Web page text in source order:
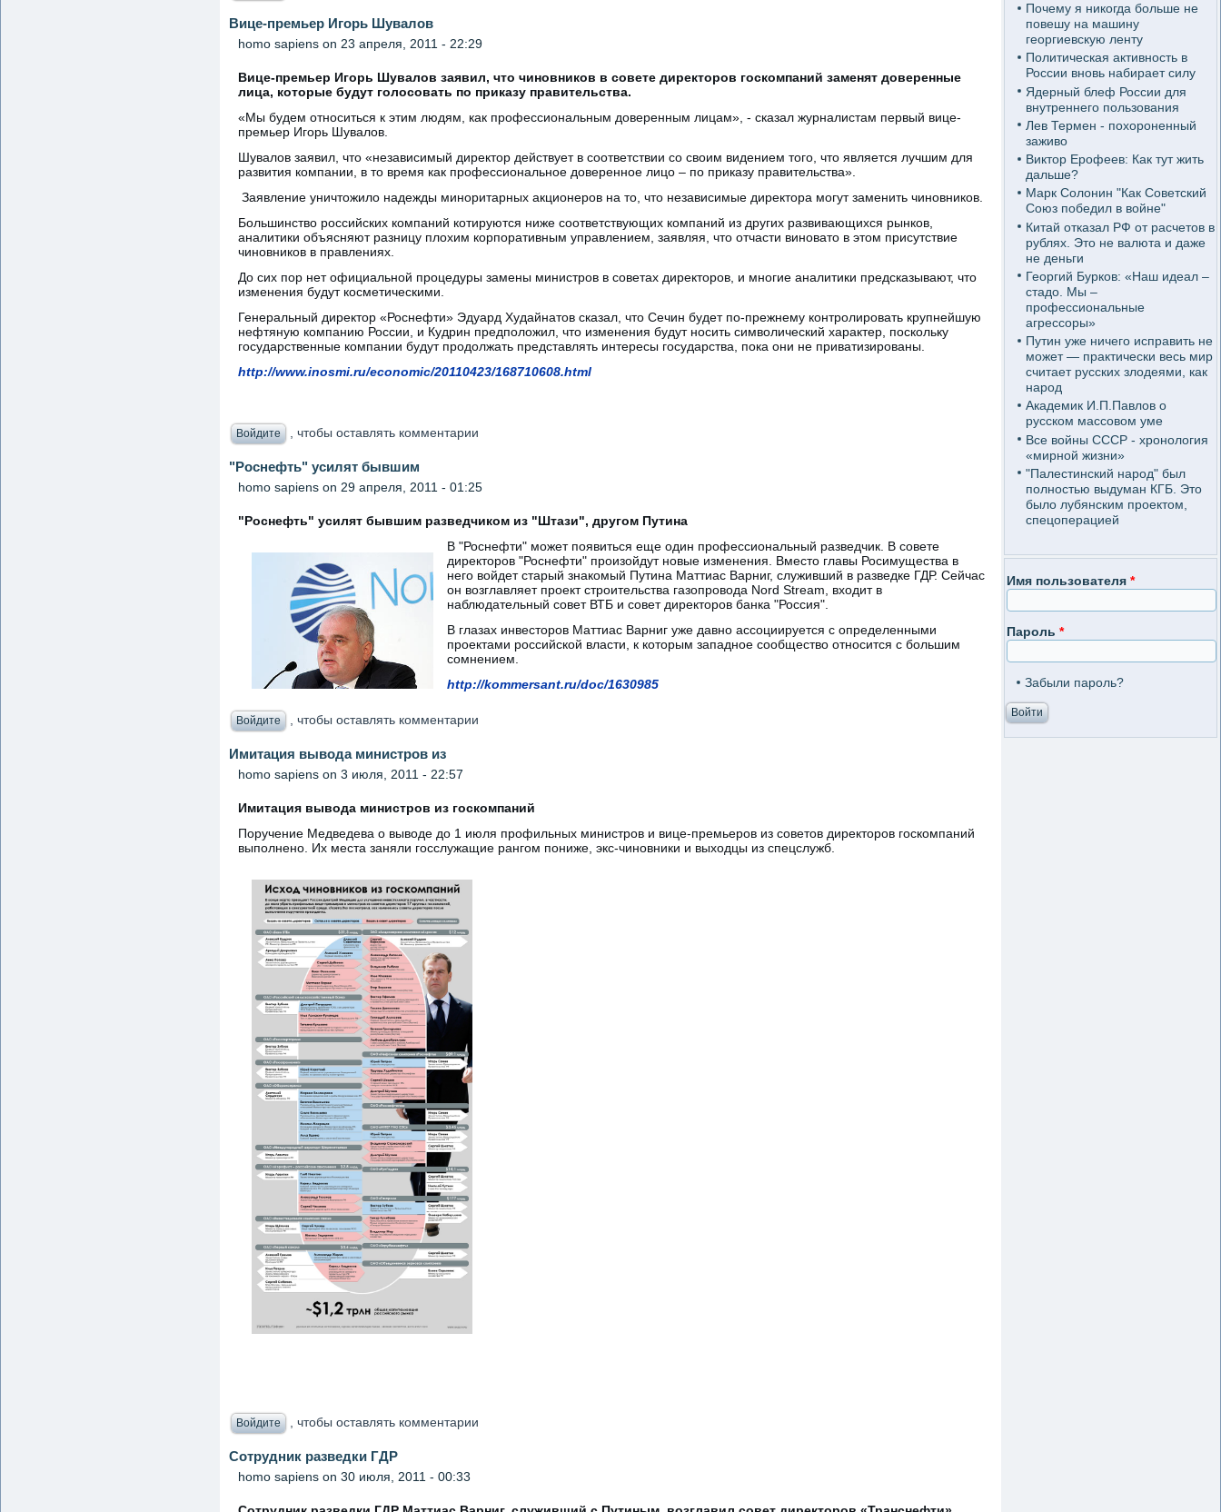
Вице-премьер Игорь Шувалов
homo sapiens on 23 апреля, 2011 - 22:29
Вице-премьер Игорь Шувалов заявил, что чиновников в совете директоров госкомпаний заменят доверенные
лица, которые будут голосовать по приказу правительства.
«Мы будем относиться к этим людям, как профессиональным доверенным лицам», - сказал журналистам первый вице-
премьер Игорь Шувалов.
Шувалов заявил, что «независимый директор действует в соответствии со своим видением того, что является лучшим для
развития компании, в то время как профессиональное доверенное лицо – по приказу правительства».
Заявление уничтожило надежды миноритарных акционеров на то, что независимые директора могут заменить чиновников.
Большинство российских компаний котируются ниже соответствующих компаний из других развивающихся рынков,
аналитики объясняют разницу плохим корпоративным управлением, заявляя, что отчасти виновато в этом присутствие
чиновников в правлениях.
До сих пор нет официальной процедуры замены министров в советах директоров, и многие аналитики предсказывают, что
изменения будут косметическими.
Генеральный директор «Роснефти» Эдуард Худайнатов сказал, что Сечин будет по-прежнему контролировать крупнейшую
нефтяную компанию России, и Кудрин предположил, что изменения будут носить символический характер, поскольку
государственные компании будут продолжать представлять интересы государства, пока они не приватизированы.
http://www.inosmi.ru/economic/20110423/168710608.html
Войдите , чтобы оставлять комментарии
"Роснефть" усилят бывшим
homo sapiens on 29 апреля, 2011 - 01:25
"Роснефть" усилят бывшим разведчиком из "Штази", другом Путина
В "Роснефти" может появиться еще один профессиональный разведчик. В совете
директоров "Роснефти" произойдут новые изменения. Вместо главы Росимущества в
него войдет старый знакомый Путина Маттиас Варниг, служивший в разведке ГДР. Сейчас
он возглавляет проект строительства газопровода Nord Stream, входит в
наблюдательный совет ВТБ и совет директоров банка "Россия".
В глазах инвесторов Маттиас Варниг уже давно ассоциируется с определенными
проектами российской власти, к которым западное сообщество относится с большим
сомнением.
http://kommersant.ru/doc/1630985
Войдите , чтобы оставлять комментарии
Имитация вывода министров из
homo sapiens on 3 июля, 2011 - 22:57
Имитация вывода министров из госкомпаний
Поручение Медведева о выводе до 1 июля профильных министров и вице-премьеров из советов директоров госкомпаний
выполнено. Их места заняли госслужащие рангом пониже, экс-чиновники и выходцы из спецслужб.
Войдите , чтобы оставлять комментарии
Сотрудник разведки ГДР
homo sapiens on 30 июля, 2011 - 00:33
Почему я никогда больше не
повешу на машину
георгиевскую ленту
Политическая активность в
России вновь набирает силу
Ядерный блеф России для
внутреннего пользования
Лев Термен - похороненный
заживо
Виктор Ерофеев: Как тут жить
дальше?
Марк Солонин "Как Советский
Союз победил в войне"
Китай отказал РФ от расчетов в
рублях. Это не валюта и даже
не деньги
Георгий Бурков: «Наш идеал –
стадо. Мы –
профессиональные
агрессоры»
Путин уже ничего исправить не
может — практически весь мир
считает русских злодеями, как
народ
Академик И.П.Павлов о
русском массовом уме
Все войны СССР - хронология
«мирной жизни»
"Палестинский народ" был
полностью выдуман КГБ. Это
было лубянским проектом,
спецоперацией
Имя пользователя *
Пароль *
Забыли пароль?